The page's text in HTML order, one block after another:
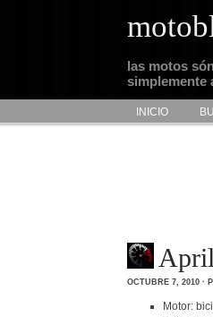
las motos
simplemente
INICIO
OCTUBRE 7, 2010 ·
Motor: